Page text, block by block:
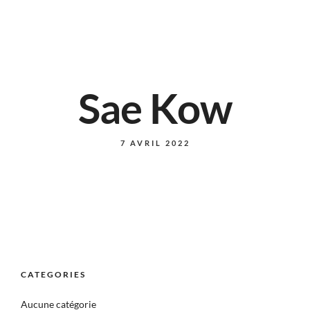
Sae Kow
7 AVRIL 2022
CATEGORIES
Aucune catégorie